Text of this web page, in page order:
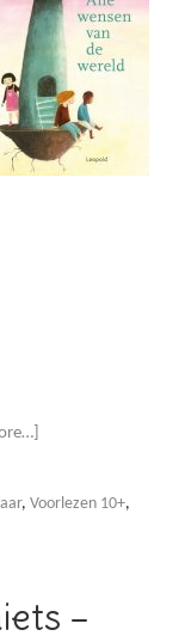
, Voorlezen 10+,
–